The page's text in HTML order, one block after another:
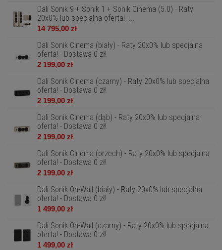
Dali Sonik 9 + Sonik 1 + Sonik Cinema (5.0) - Raty
20x0% lub specjalna oferta! -...
14 795,00 zł
Dali Sonik Cinema (biały) - Raty 20x0% lub specjalna
oferta! - Dostawa 0 zł!
2 199,00 zł
Dali Sonik Cinema (czarny) - Raty 20x0% lub specjalna
oferta! - Dostawa 0 zł!
2 199,00 zł
Dali Sonik Cinema (dąb) - Raty 20x0% lub specjalna
oferta! - Dostawa 0 zł!
2 199,00 zł
Dali Sonik Cinema (orzech) - Raty 20x0% lub specjalna
oferta! - Dostawa 0 zł!
2 199,00 zł
Dali Sonik On-Wall (biały) - Raty 20x0% lub specjalna
oferta! - Dostawa 0 zł!
1 499,00 zł
Dali Sonik On-Wall (czarny) - Raty 20x0% lub specjalna
oferta! - Dostawa 0 zł!
1 499,00 zł